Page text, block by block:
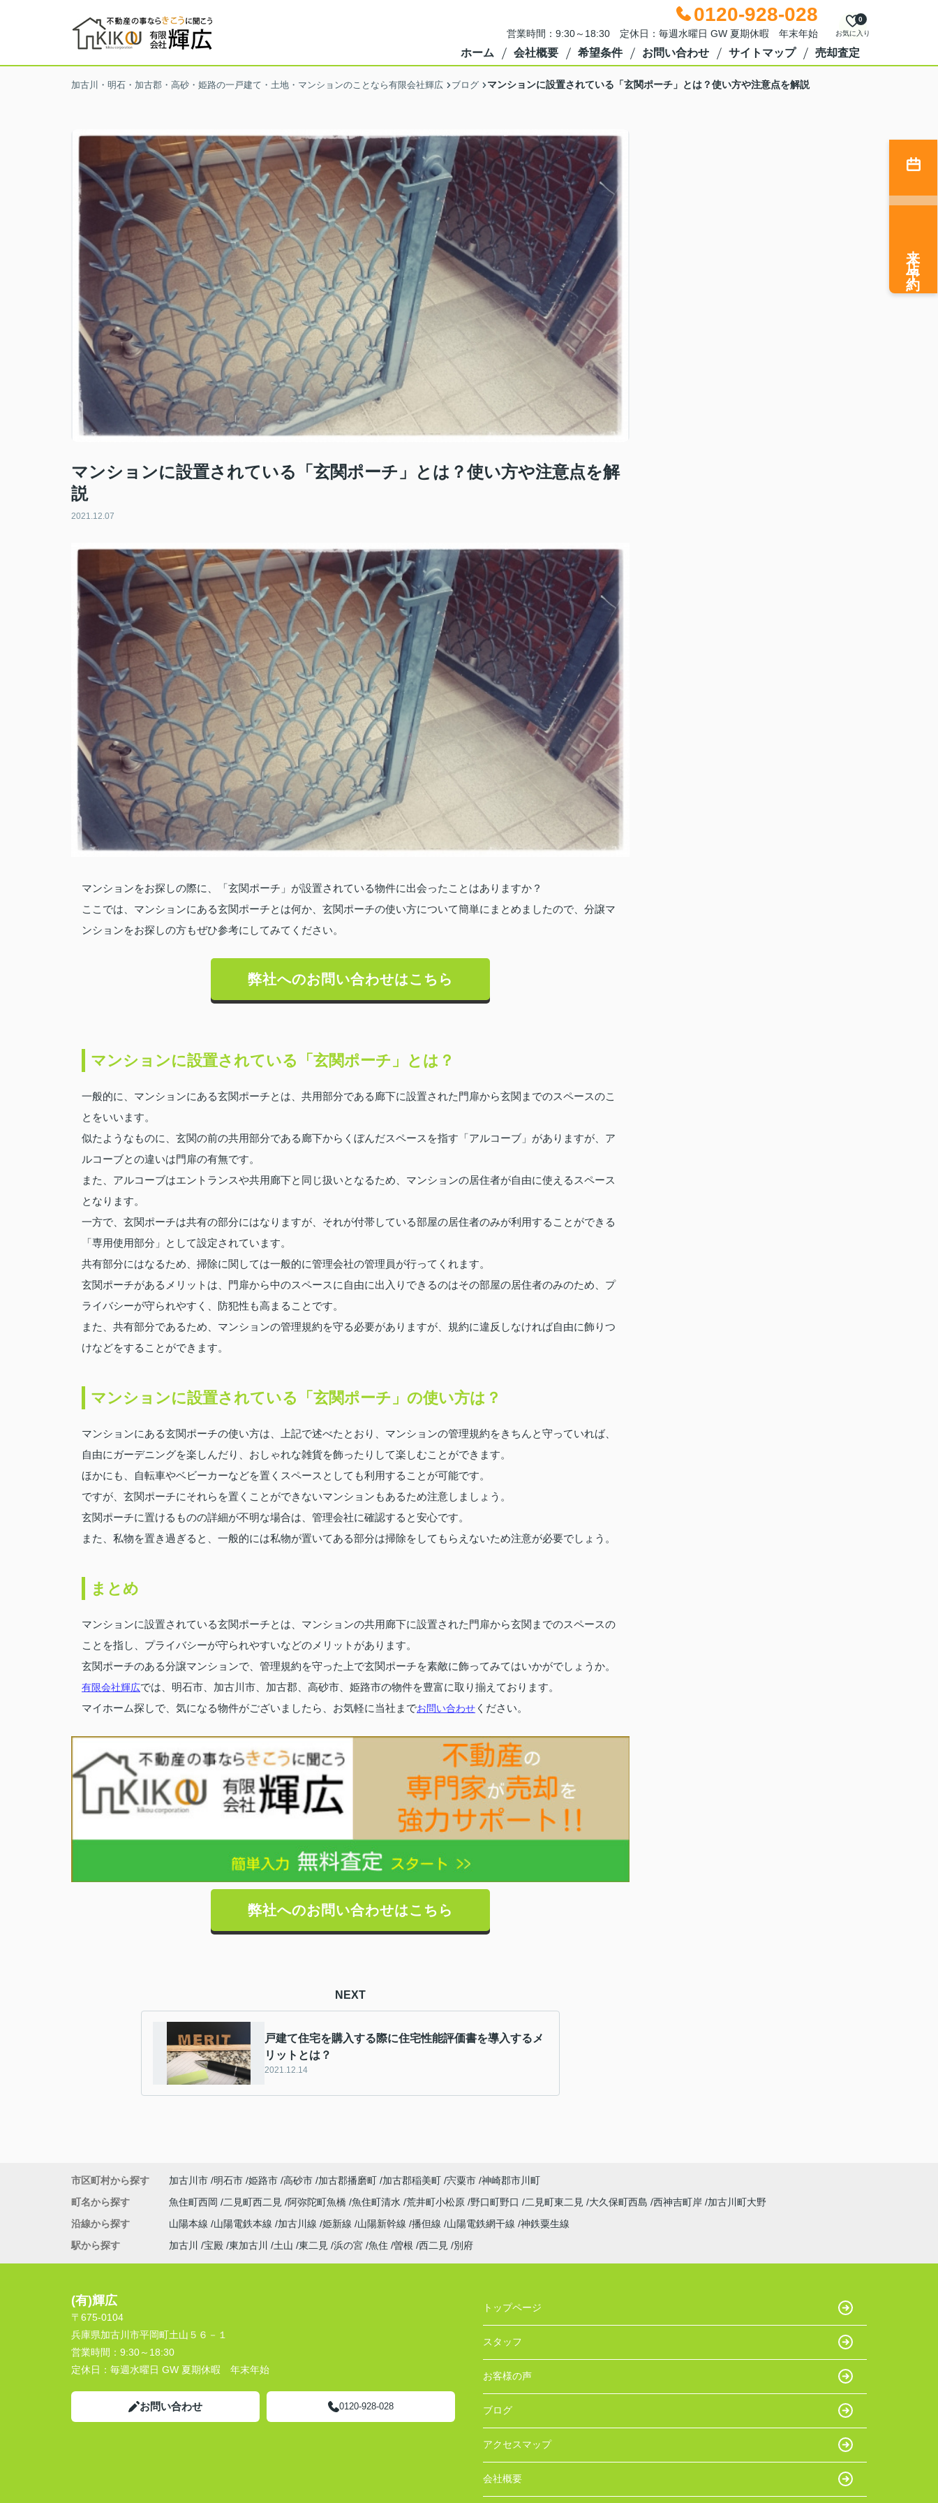
0120-928-028
営業時間：9:30～18:30 定休日：毎週水曜日 GW 夏期休暇 年末年始 お気に入り
0
ホーム 会社概要 希望条件 お問い合わせ サイトマップ 売却査定
加古川・明石・加古郡・高砂・姫路の一戸建て・土地・マンションのことなら有限会社輝広 ブログ マンションに設置されている「玄関ポーチ」とは？使い方や注意点を解説
マンションに設置されている「玄関ポーチ」とは？使い方や注意点を解
説
2021.12.07
マンションをお探しの際に、「玄関ポーチ」が設置されている物件に出会ったことはありますか？
ここでは、マンションにある玄関ポーチとは何か、玄関ポーチの使い方について簡単にまとめましたので、分譲マ
ンションをお探しの方もぜひ参考にしてみてください。
弊社へのお問い合わせはこちら
マンションに設置されている「玄関ポーチ」とは？
一般的に、マンションにある玄関ポーチとは、共用部分である廊下に設置された門扉から玄関までのスペースのこ
とをいいます。
似たようなものに、玄関の前の共用部分である廊下からくぼんだスペースを指す「アルコーブ」がありますが、ア
ルコーブとの違いは門扉の有無です。
また、アルコーブはエントランスや共用廊下と同じ扱いとなるため、マンションの居住者が自由に使えるスペース
となります。
一方で、玄関ポーチは共有の部分にはなりますが、それが付帯している部屋の居住者のみが利用することができる
「専用使用部分」として設定されています。
共有部分にはなるため、掃除に関しては一般的に管理会社の管理員が行ってくれます。
玄関ポーチがあるメリットは、門扉から中のスペースに自由に出入りできるのはその部屋の居住者のみのため、プ
ライバシーが守られやすく、防犯性も高まることです。
また、共有部分であるため、マンションの管理規約を守る必要がありますが、規約に違反しなければ自由に飾りつ
けなどをすることができます。
マンションに設置されている「玄関ポーチ」の使い方は？
マンションにある玄関ポーチの使い方は、上記で述べたとおり、マンションの管理規約をきちんと守っていれば、
自由にガーデニングを楽しんだり、おしゃれな雑貨を飾ったりして楽しむことができます。
ほかにも、自転車やベビーカーなどを置くスペースとしても利用することが可能です。
ですが、玄関ポーチにそれらを置くことができないマンションもあるため注意しましょう。
玄関ポーチに置けるものの詳細が不明な場合は、管理会社に確認すると安心です。
また、私物を置き過ぎると、一般的には私物が置いてある部分は掃除をしてもらえないため注意が必要でしょう。
まとめ
マンションに設置されている玄関ポーチとは、マンションの共用廊下に設置された門扉から玄関までのスペースの
ことを指し、プライバシーが守られやすいなどのメリットがあります。
玄関ポーチのある分譲マンションで、管理規約を守った上で玄関ポーチを素敵に飾ってみてはいかがでしょうか。
有限会社輝広では、明石市、加古川市、加古郡、高砂市、姫路市の物件を豊富に取り揃えております。
マイホーム探しで、気になる物件がございましたら、お気軽に当社までお問い合わせ ください。
弊社へのお問い合わせはこちら
NEXT
戸建て住宅を購入する際に住宅性能評価書を導入するメ
リットとは？
2021.12.14
来店予約
市区町村から探す 加古川市 明石市 姫路市 高砂市 加古郡播磨町 加古郡稲美町 宍粟市 神崎郡市川町
町名から探す
魚住町西岡 二見町西二見 阿弥陀町魚橋 魚住町清水 荒井町小松原 野口町野口 二見町東二見 大久保町西島 西神吉町岸 加古川町大野
沿線から探す
山陽本線 山陽電鉄本線 加古川線 姫新線 山陽新幹線 播但線 山陽電鉄網干線 神鉄粟生線
駅から探す
加古川 宝殿 東加古川 土山 東二見 浜の宮 魚住 曽根 西二見 別府
(有)輝広
〒675-0104
兵庫県加古川市平岡町土山５６－１
営業時間： 9:30～18:30
定休日： 毎週水曜日 GW 夏期休暇 年末年始
お問い合わせ 0120-928-028
トップページ
スタッフ
お客様の声
ブログ
アクセスマップ
会社概要